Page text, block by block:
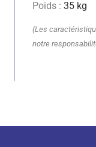
Poids : 35 kg
(Les
notre